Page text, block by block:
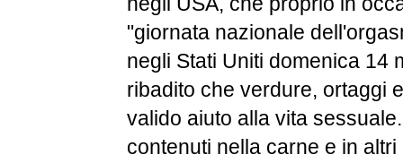
"giornata nazionale
negli Stati Uniti domenica 14
ribadito che verdure, ortaggi
valido aiuto alla vita
contenuti nella carne e in